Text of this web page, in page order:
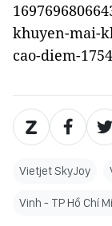
khuyen-mai-
cao-diem-
Vietjet SkyJoy
Vinh - TP Hồ Chí